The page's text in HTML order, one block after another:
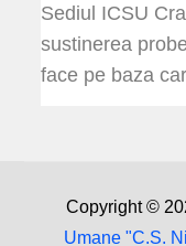
Sediul ICSU
sustinerea
face pe baza
Copyright ©
Umane "C.S.